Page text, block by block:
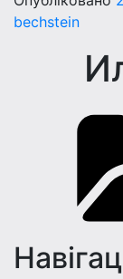
bechstein